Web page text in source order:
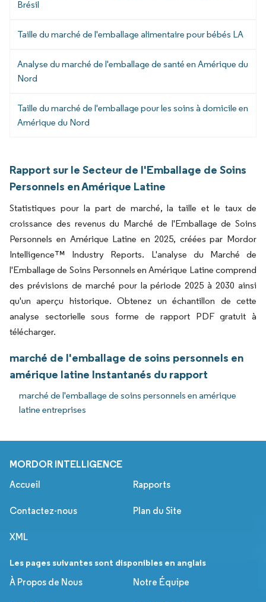
Brésil
Taille du marché de l'emballage alimentaire pour bébés LA
Analyse du marché de l'emballage de santé en Amérique du
Nord
Taille du marché de l'emballage pour les soins à domicile en
Amérique du Nord
Rapport sur le Secteur de l'Emballage de Soins
Personnels en Amérique Latine
Statistiques pour la part de marché, la taille et le taux de
croissance des revenus du Marché de l'Emballage de Soins
Personnels en Amérique Latine en 2025, créées par Mordor
Intelligence™ Industry Reports. L'analyse du Marché de
l'Emballage de Soins Personnels en Amérique Latine comprend
des prévisions de marché pour la période 2025 à 2030 ainsi
qu'un aperçu historique. Obtenez un échantillon de cette
analyse sectorielle sous forme de rapport PDF gratuit à
télécharger.
marché de l'emballage de soins personnels en
amérique latine Instantanés du rapport
marché de l'emballage de soins personnels en amérique
latine entreprises
MORDOR INTELLIGENCE
Accueil Rapports
Contactez-nous Plan du Site
XML
Les pages suivantes sont disponibles en anglais
À Propos de Nous
Notre Équipe